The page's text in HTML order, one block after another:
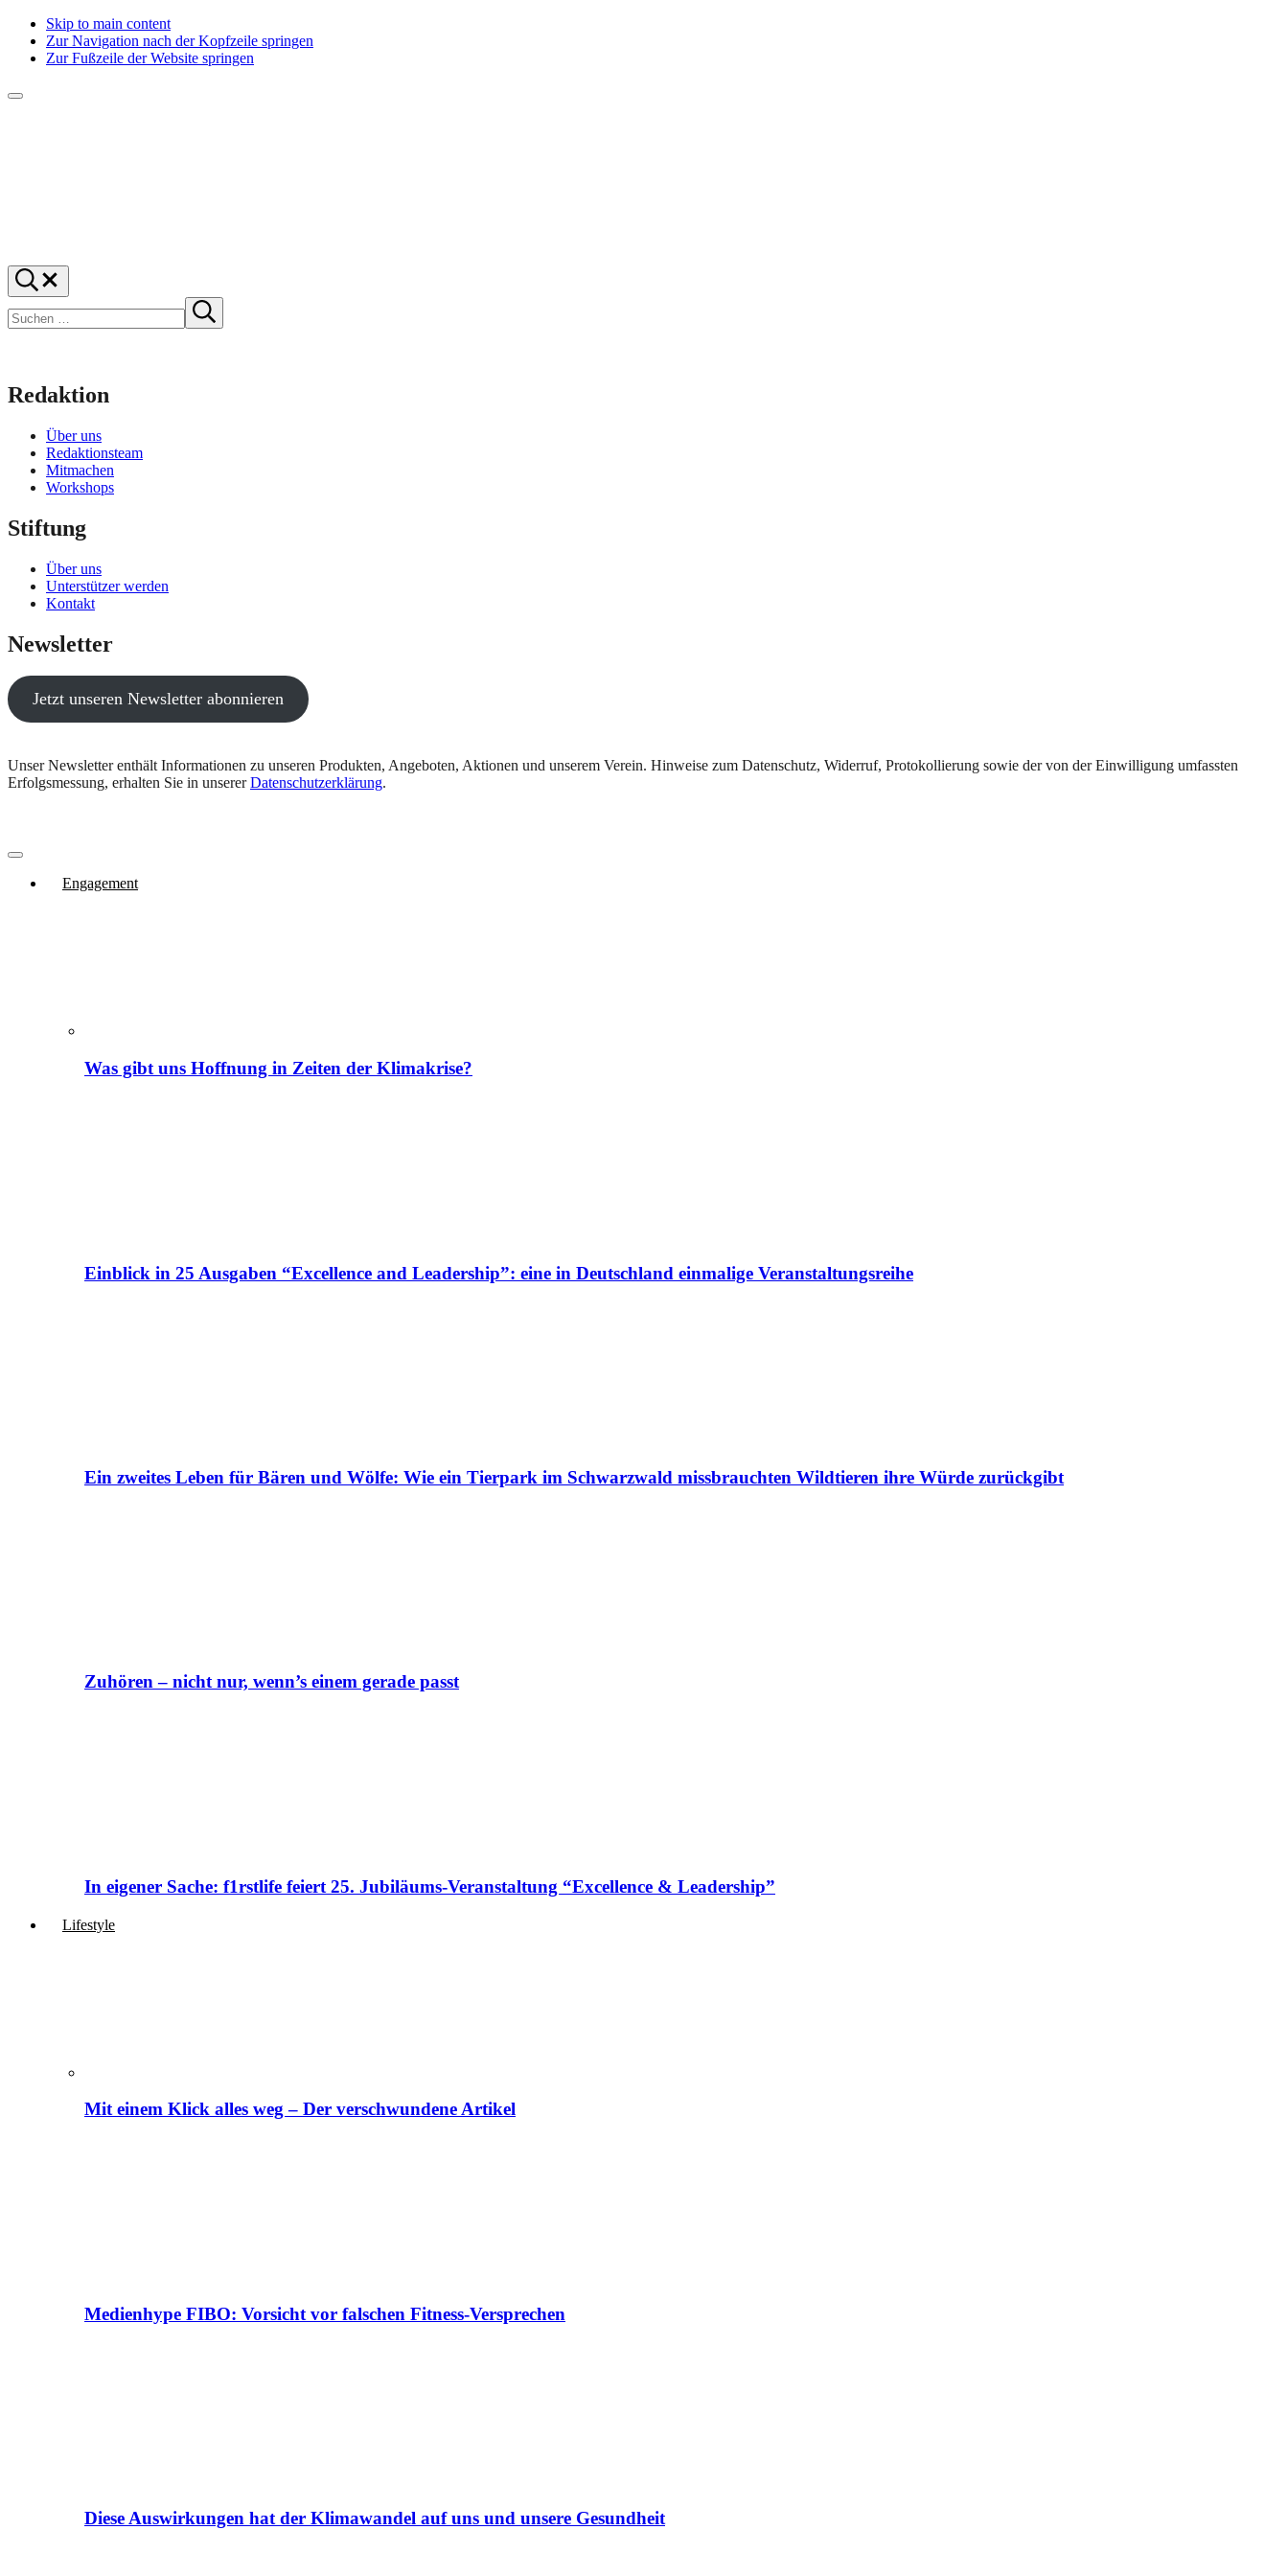
Skip to main content
Zur Navigation nach der Kopfzeile springen
Zur Fußzeile der Website springen
Menü
f1rstlife
Und
was
denkst
du?
Suchen
…
Suche
starten
Redaktion
Über uns
Redaktionsteam
Mitmachen
Workshops
Stiftung
Über uns
Unterstützer werden
Kontakt
Newsletter
Jetzt unseren Newsletter abonnieren
Unser Newsletter enthält Informationen zu unseren Produkten, Angeboten, Aktionen und unserem Verein. Hinweise zum Datenschutz, Widerruf, Protokollierung sowie der von der Einwilligung umfassten
Erfolgsmessung, erhalten Sie in unsererDatenschutzerklärung.
Engagement
Was gibt uns Hoffnung in Zeiten der Klimakrise?
Einblick in 25 Ausgaben “Excellence and Leadership”: eine in Deutschland einmalige Veranstaltungsreihe
Ein zweites Leben für Bären und Wölfe: Wie ein Tierpark im Schwarzwald missbrauchten Wildtieren ihre Würde zurückgibt
Zuhören – nicht nur, wenn’s einem gerade passt
In eigener Sache: f1rstlife feiert 25. Jubiläums-Veranstaltung “Excellence & Leadership”
Lifestyle
Mit einem Klick alles weg – Der verschwundene Artikel
Medienhype FIBO: Vorsicht vor falschen Fitness-Versprechen
Diese Auswirkungen hat der Klimawandel auf uns und unsere Gesundheit